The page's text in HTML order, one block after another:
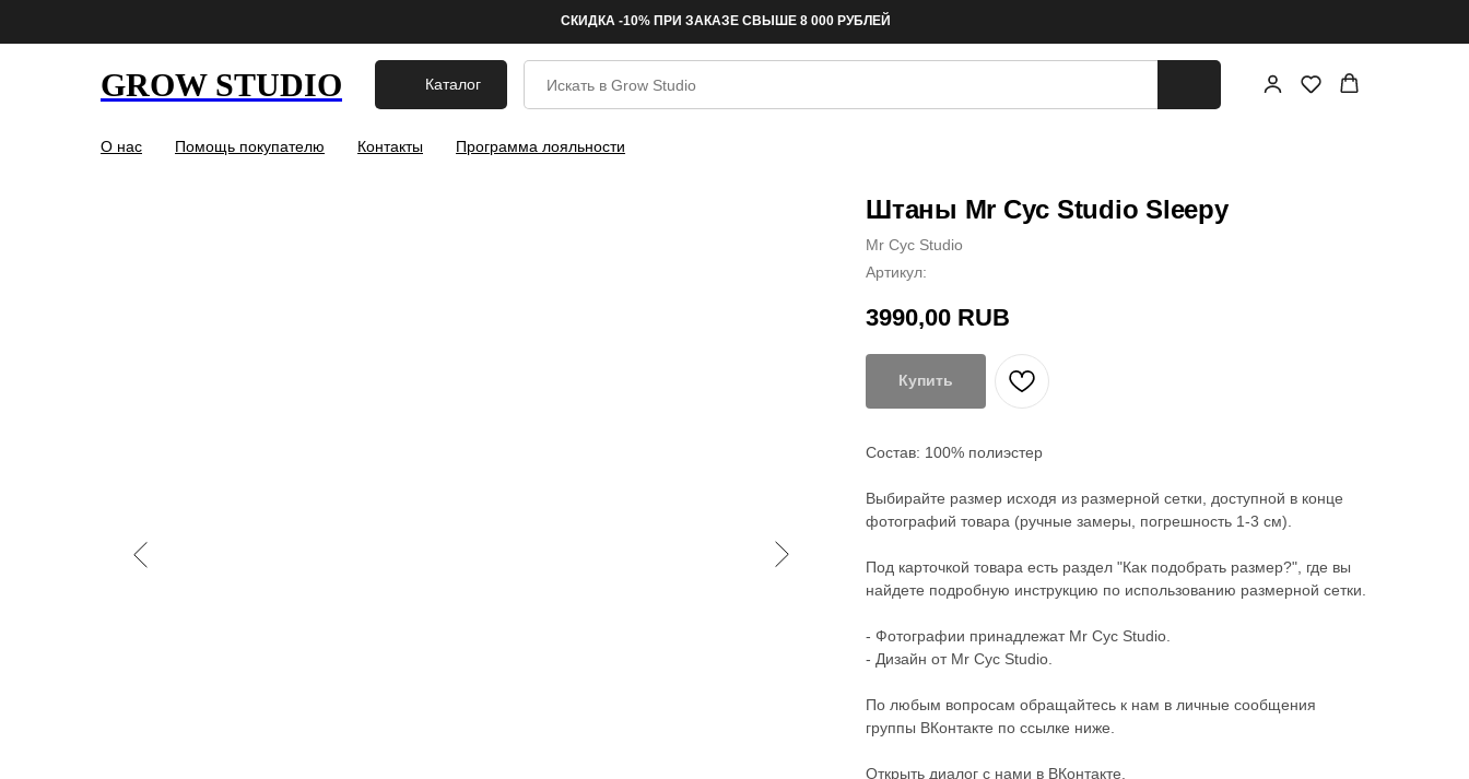
СКИДКА -10% ПРИ ЗАКАЗЕ СВЫШЕ 8 000 РУБЛЕЙ
GROW STUDIO Каталог
О нас Помощь покупателю Контакты Программа лояльности
Штаны Mr Cyc Studio Sleepy
Mr Cyc Studio
Артикул:
3990,00 RUB
Купить
Состав: 100% полиэстер
Выбирайте размер исходя из размерной сетки, доступной в конце
фотографий товара (ручные замеры, погрешность 1-3 см).
Под карточкой товара есть раздел "Как подобрать размер?", где вы
найдете подробную инструкцию по использованию размерной сетки.
- Фотографии принадлежат Mr Cyc Studio.
- Дизайн от Mr Cyc Studio.
По любым вопросам обращайтесь к нам в личные сообщения
группы ВКонтакте по ссылке ниже.
Открыть диалог с нами в ВКонтакте.